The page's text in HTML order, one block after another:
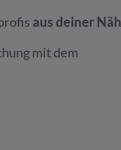
aus deiner
mit dem